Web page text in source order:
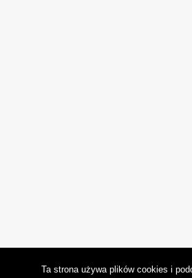
Ta strona używa plików cookies i